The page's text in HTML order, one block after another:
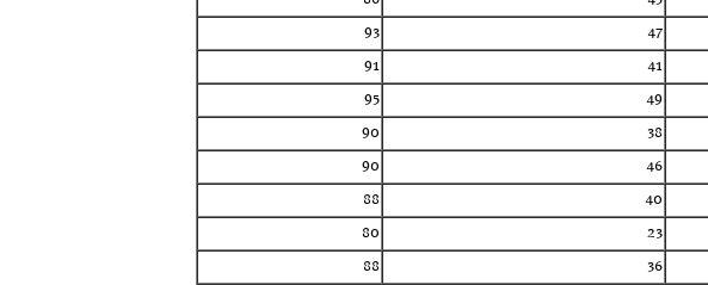
47
93
41
91
49
95
38
90
46
90
40
88
23
80
36
88